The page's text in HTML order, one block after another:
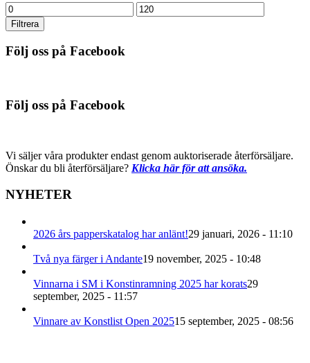
Min
pris
Max
pris
Filtrera
Följ oss på Facebook
Följ oss på Facebook
Vi säljer våra produkter endast genom auktoriserade återförsäljare.
Önskar du bli återförsäljare? Klicka här för att ansöka.
NYHETER
2026 års papperskatalog har anlänt!29 januari, 2026 - 11:10
Två nya färger i Andante19 november, 2025 - 10:48
Vinnarna i SM i Konstinramning 2025 har korats29
september, 2025 - 11:57
Vinnare av Konstlist Open 202515 september, 2025 - 08:56